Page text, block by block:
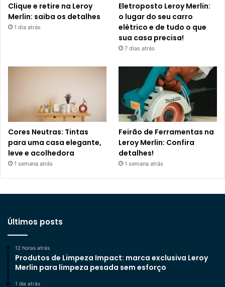
Clique e retire na Leroy
Merlin: saiba os detalhes
1 dia atrás
Eletroposto Leroy Merlin:
o lugar do seu carro
elétrico e de tudo o que
sua casa precisa!
7 dias atrás
Cores Neutras: Tintas
para uma casa elegante,
leve e acolhedora
1 semana atrás
Feirão de Ferramentas na
Leroy Merlin: Confira
detalhes!
1 semana atrás
Últimos posts
12 horas atrás
Produtos de Limpeza Impact: marca exclusiva Leroy
Merlin para limpeza pesada sem esforço
1 dia atrás